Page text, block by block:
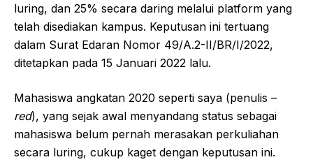
luring, dan 25% secara daring melalui platform yang
telah disediakan kampus. Keputusan ini tertuang
dalam Surat Edaran Nomor 49/A.2-II/BR/I/2022,
ditetapkan pada 15 Januari 2022 lalu.
Mahasiswa angkatan 2020 seperti saya (penulis –
red), yang sejak awal menyandang status sebagai
mahasiswa belum pernah merasakan perkuliahan
secara luring, cukup kaget dengan keputusan ini.